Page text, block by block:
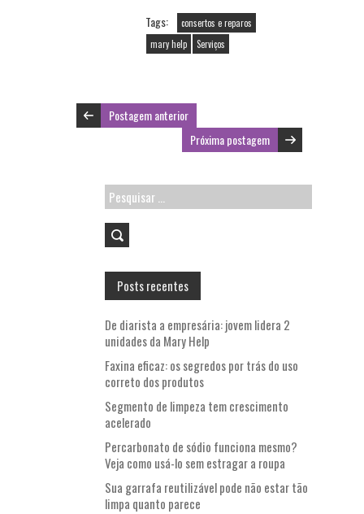
b
o
k
itt
er
ai
l
Tags:
consertos e reparos
mary help
Serviços
Postagem anterior
Próxima postagem
Pesquisar
por:
Posts recentes
De diarista a empresária: jovem lidera 2
unidades da Mary Help
Faxina eficaz: os segredos por trás do uso
correto dos produtos
Segmento de limpeza tem crescimento
acelerado
Percarbonato de sódio funciona mesmo?
Veja como usá-lo sem estragar a roupa
Sua garrafa reutilizável pode não estar tão
limpa quanto parece